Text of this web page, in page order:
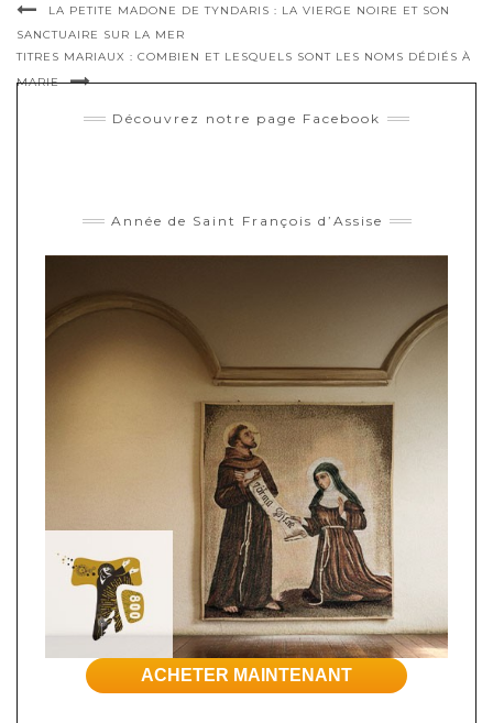
LA PETITE MADONE DE TYNDARIS : LA VIERGE NOIRE ET SON
SANCTUAIRE SUR LA MER
TITRES MARIAUX : COMBIEN ET LESQUELS SONT LES NOMS DÉDIÉS À
MARIE
Découvrez notre page Facebook
Année de Saint François d’Assise
ACHETER MAINTENANT